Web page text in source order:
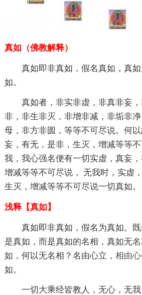
真如（佛教解释）
真如即非真如，假名真如，真如
如。
真如者，非实非虚，非真非妄，
非，非生非灭，非增非减，非垢非
母，非方非圆，等等不可尽说。何
妄，有无，是非，生灭，增减等等
我，我心强名便有一切实虚，真妄
增减等等不可尽说， 无我时，实虚
生灭，增减等等不可尽说一切真如。
浅释【真如】
真如即非真如，假名为真如。既
是真如，而是真如的名相，真如无
如，何以无名相？名由心立， 相由心
如。
一切大乘经皆教人，无心，无我